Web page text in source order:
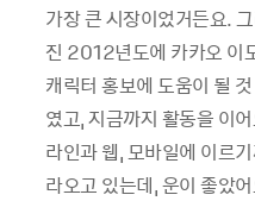
가장 큰 시장이었거든요.
진 2012년도에 카카오 이
캐릭터 홍보에 도움이 될
였고, 지금까지 활동을 이
라인과 웹, 모바일에 이르
라오고 있는데, 운이 좋았